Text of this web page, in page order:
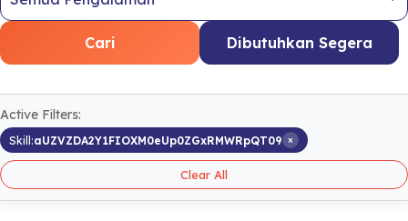
Cari Dibutuhkan Segera
Active Filters:
Skill:aUZVZDA2Y1FIOXM0eUp0ZGxRMWRpQT09 ×
Clear All